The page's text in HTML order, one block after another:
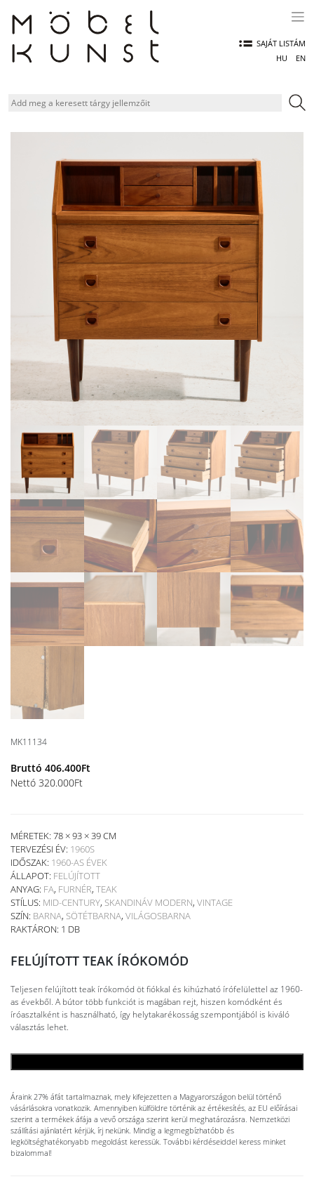
content
SAJÁT LISTÁM
HU
EN
MK11134
Bruttó 406.400Ft
Nettó 320.000Ft
MÉRETEK: 78 × 93 × 39 CM
TERVEZÉSI ÉV: 1960S
IDŐSZAK: 1960-AS ÉVEK
ÁLLAPOT: FELÚJÍTOTT
ANYAG: FA, FURNÉR, TEAK
STÍLUS: MID-CENTURY, SKANDINÁV MODERN, VINTAGE
SZÍN: BARNA, SÖTÉTBARNA, VILÁGOSBARNA
RAKTÁRON: 1 DB
FELÚJÍTOTT TEAK ÍRÓKOMÓD
Teljesen felújított teak írókomód öt fiókkal és kihúzható írófelülettel az 1960-
as évekből. A bútor több funkciót is magában rejt, hiszen komódként és
íróasztalként is használható, így helytakarékosság szempontjából is kiváló
választás lehet.
Áraink 27% áfát tartalmaznak, mely kifejezetten a Magyarországon belül történő
vásárlásokra vonatkozik. Amennyiben külföldre történik az értékesítés, az EU előírásai
szerint a termékek áfája a vevő országa szerint kerül meghatározásra. Nemzetközi
szállítási ajánlatért kérjük, írj nekünk. Mindig a legmegbízhatóbb és
legköltséghatékonyabb megoldást keressük. További kérdéseiddel keress minket
bizalommal!